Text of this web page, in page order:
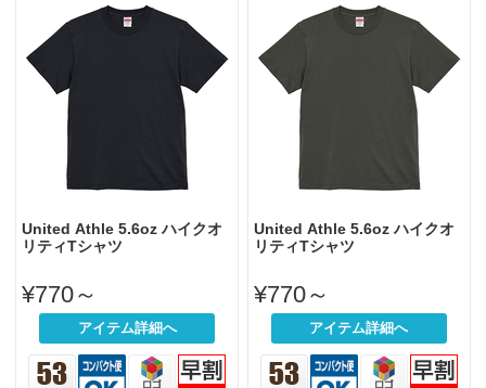
United Athle 5.6oz ハイクオ
リティTシャツ
¥770～
アイテム詳細へ
United Athle 5.6oz ハイクオ
リティTシャツ
¥770～
アイテム詳細へ